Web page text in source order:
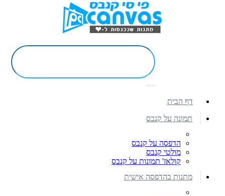
דף הבית
תמונה על קנבס
הדפסה על קנבס
מולטי קנבס
קולאז' תמונות על קנבס
מתנות בהדפסה אישית